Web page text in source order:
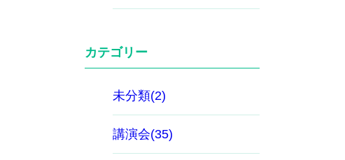
カテゴリー
未分類(2)
講演会(35)